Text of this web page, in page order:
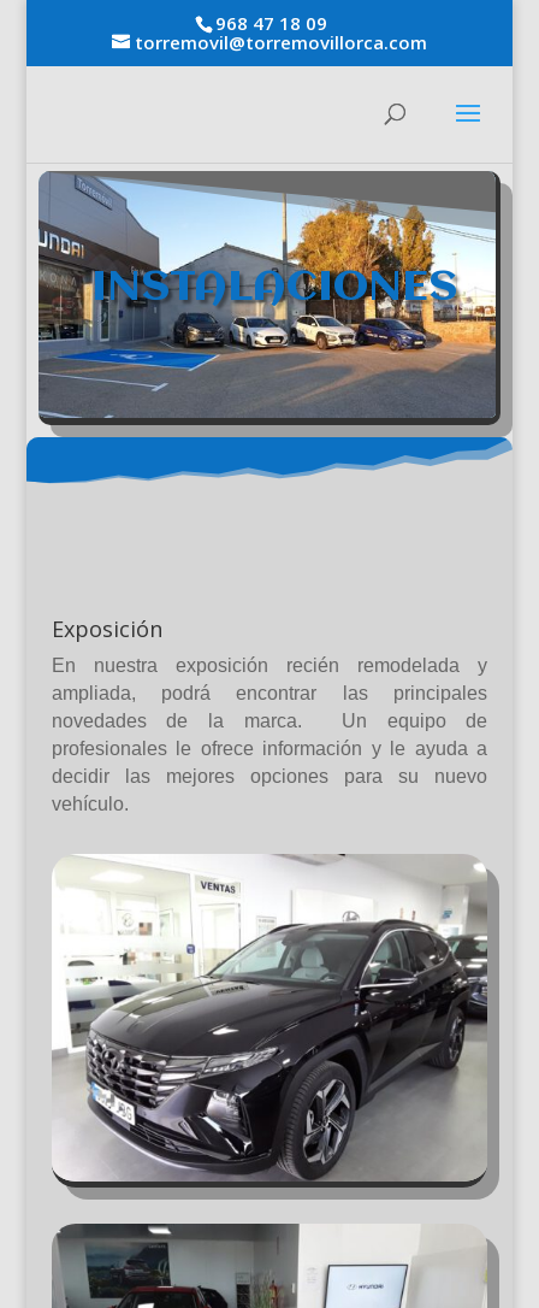
968 47 18 09
torremovil@torremovillorca.com
INSTALACIONES
Exposición
En nuestra exposición recién remodelada y
ampliada, podrá encontrar las principales
novedades de la marca. Un equipo de
profesionales le ofrece información y le ayuda a
decidir las mejores opciones para su nuevo
vehículo.